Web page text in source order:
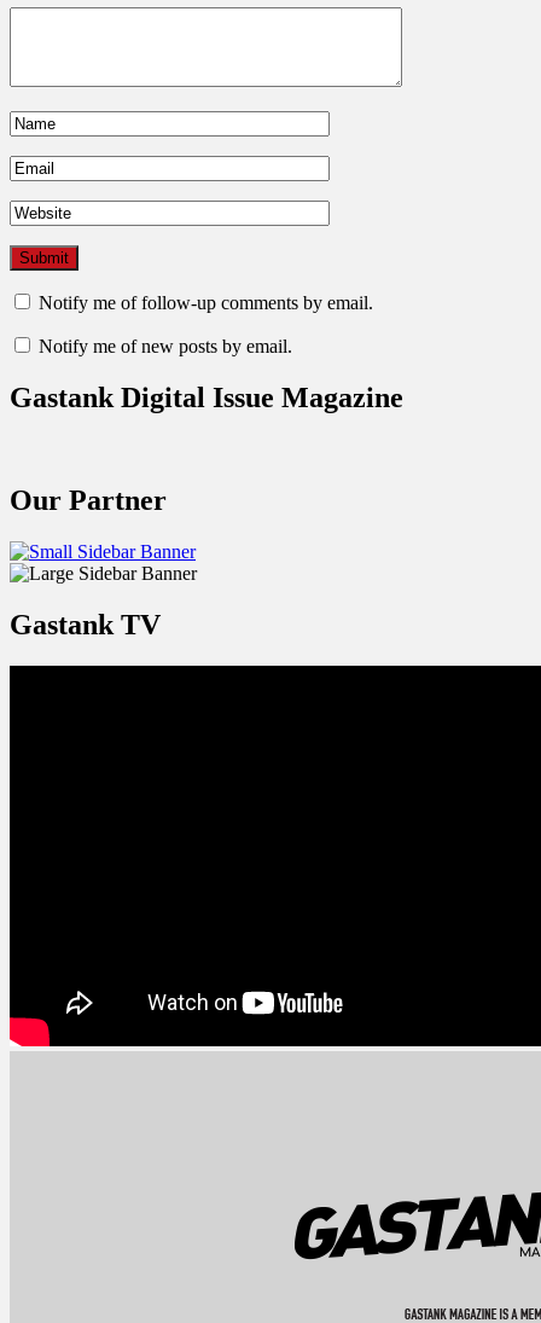
Notify me of follow-up comments by email.
Notify me of new posts by email.
Gastank Digital Issue Magazine
Our Partner
Gastank TV